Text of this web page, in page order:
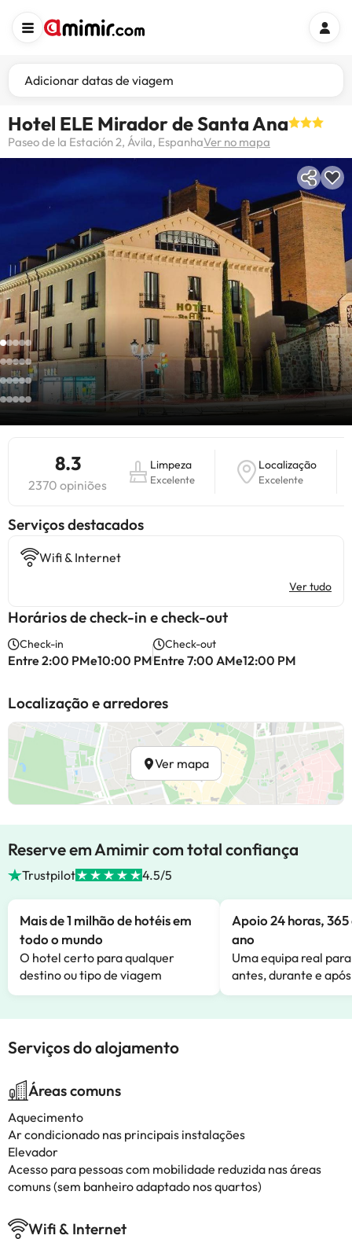
Adicionar datas de viagem
Hotel ELE Mirador de Santa Ana
Paseo de la Estación 2, Ávila, EspanhaVer no mapa
8.3
2370 opiniões
Limpeza
Excelente
Localização
Excelente
Serviços destacados
Wifi & Internet
Ver tudo
Horários de check-in e check-out
Check-in
Entre 2:00 PMe10:00 PM
Check-out
Entre 7:00 AMe12:00 PM
Localização e arredores
Ver mapa
Reserve em Amimir com total confiança
Trustpilot 4.5/5
Mais de 1 milhão de hotéis em
todo o mundo
O hotel certo para qualquer
destino ou tipo de viagem
Apoio 24 horas,
ano
Uma equipa real
antes, durante e
Serviços do alojamento
Áreas comuns
Aquecimento
Ar condicionado nas principais instalações
Elevador
Acesso para pessoas com mobilidade reduzida nas áreas
comuns (sem banheiro adaptado nos quartos)
Wifi & Internet